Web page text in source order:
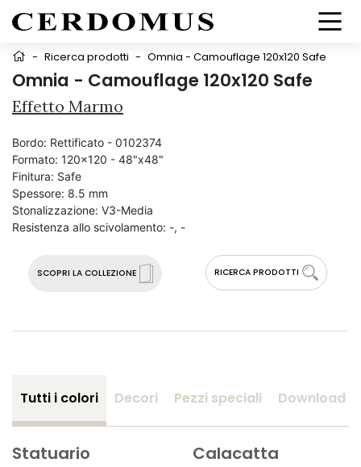
- Ricerca prodotti - Omnia - Camouflage 120x120 Safe
Omnia - Camouflage 120x120 Safe
Effetto Marmo
SCOPRI LA COLLEZIONE RICERCA PRODOTTI
Bordo: Rettificato - 0102374
Formato: 120x120 - 48"x48"
Finitura: Safe
Spessore: 8.5 mm
Stonalizzazione: V3-Media
Resistenza allo scivolamento: -, -
Tutti i colori Decori Pezzi speciali Download
Statuario Calacatta